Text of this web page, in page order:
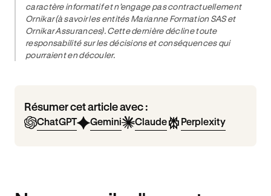
caractère informatif et n’engage pas contractuellement
Ornikar (à savoir les entités Marianne Formation SAS et
Ornikar Assurances). Cette dernière décline toute
responsabilité sur les décisions et conséquences qui
pourraient en découler.
Résumer cet article avec :
ChatGPT Gemini Claude Perplexity